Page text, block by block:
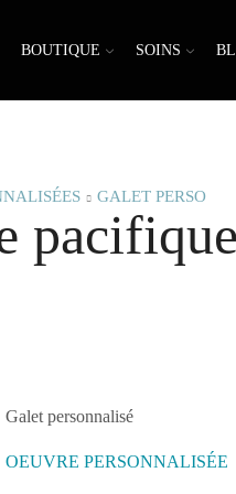
BOUTIQUE SOINS
GALET PERSO
pacifique
Galet personnalisé
OEUVRE PERSONNALISÉE